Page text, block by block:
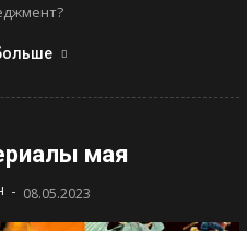
мая
- 08.05.2023